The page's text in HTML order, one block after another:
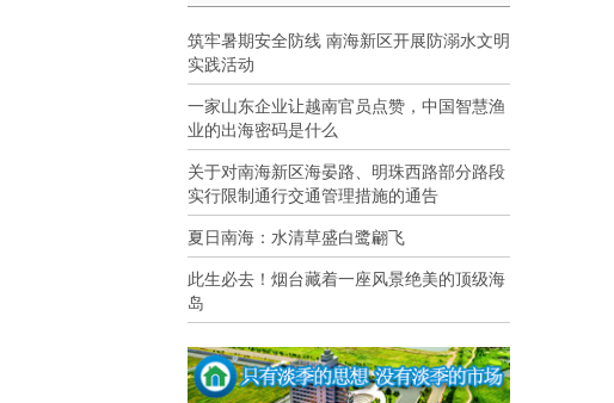
筑牢暑期安全防线 南海新区开展防溺水文明
实践活动
一家山东企业让越南官员点赞，中国智慧渔
业的出海密码是什么
关于对南海新区海晏路、明珠西路部分路段
实行限制通行交通管理措施的通告
夏日南海：水清草盛白鹭翩飞
此生必去！烟台藏着一座风景绝美的顶级海
岛